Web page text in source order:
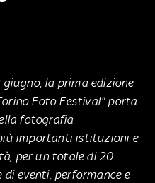
la prima edizione
Foto Festival" porta
fotografia
importanti istituzioni e
per un totale di 20
eventi, performance e